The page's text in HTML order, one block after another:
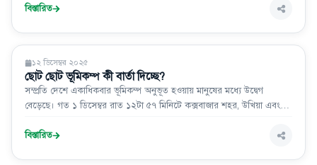
উদ্যোগও আর নেওয়া হয়নি।
বিস্তারিত
মতামত
১২ ডিসেম্বর ২০২৫
ছোট ছোট ভূমিকম্প কী বার্তা দিচ্ছে?
সম্প্রতি দেশে একাধিকবার ভূমিকম্প অনুভূত হওয়ায় মানুষের মধ্যে উদ্বেগ
বেড়েছে। গত ১ ডিসেম্বর রাত ১২টা ৫৭ মিনিটে কক্সবাজার শহর, উখিয়া এবং
বাসিন্দারা।
বিস্তারিত